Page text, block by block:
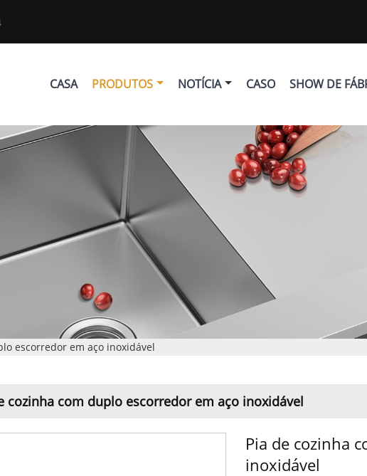
CASA PRODUTOS NOTÍCIA CASO SHOW DE
escorredor em aço inoxidável
cozinha com duplo escorredor em aço inoxidável
Pia de cozinha
inoxidável